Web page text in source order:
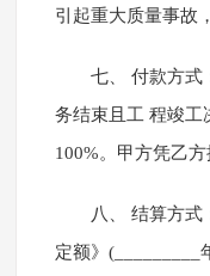
引起重大质量事故
七、 付款方式
务结束且工 程竣工
100%。甲方凭乙
八、 结算方
定额》(_________